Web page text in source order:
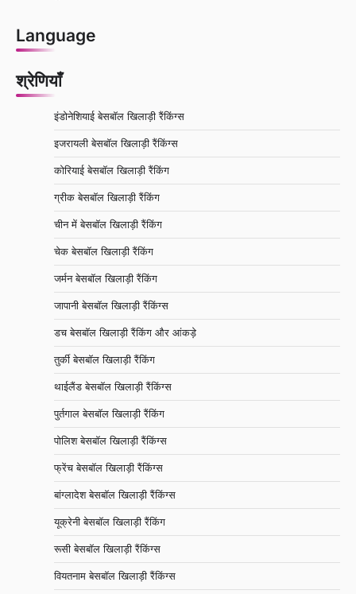
Language
श्रेणियाँ
इंडोनेशियाई बेसबॉल खिलाड़ी रैंकिंग्स
इजरायली बेसबॉल खिलाड़ी रैंकिंग्स
कोरियाई बेसबॉल खिलाड़ी रैंकिंग
ग्रीक बेसबॉल खिलाड़ी रैंकिंग
चीन में बेसबॉल खिलाड़ी रैंकिंग
चेक बेसबॉल खिलाड़ी रैंकिंग
जर्मन बेसबॉल खिलाड़ी रैंकिंग
जापानी बेसबॉल खिलाड़ी रैंकिंग्स
डच बेसबॉल खिलाड़ी रैंकिंग और आंकड़े
तुर्की बेसबॉल खिलाड़ी रैंकिंग
थाईलैंड बेसबॉल खिलाड़ी रैंकिंग्स
पुर्तगाल बेसबॉल खिलाड़ी रैंकिंग
पोलिश बेसबॉल खिलाड़ी रैंकिंग्स
फ्रेंच बेसबॉल खिलाड़ी रैंकिंग्स
बांग्लादेश बेसबॉल खिलाड़ी रैंकिंग्स
यूक्रेनी बेसबॉल खिलाड़ी रैंकिंग
रूसी बेसबॉल खिलाड़ी रैंकिंग्स
वियतनाम बेसबॉल खिलाड़ी रैंकिंग्स